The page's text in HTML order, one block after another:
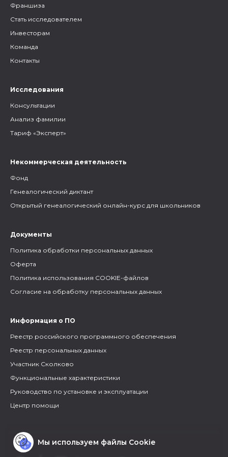
Франшиза
Стать исследователем
Инвесторам
Команда
Контакты
Исследования
Консультации
Анализ фамилии
Тариф «Эксперт»
Некоммерческая деятельность
Фонд
Генеалогический диктант
Открытый генеалогический онлайн-курс для школьников
Документы
Политика обработки персональных данных
Оферта
Политика использования COOKIE-файлов
Согласие на обработку персональных данных
Информация о ПО
Реестр российского программного обеспечения
Реестр персональных данных
Участник Сколково
Функциональные характеристики
Руководство по установке и эксплуатации
Центр помощи
Мы используем файлы Cookie